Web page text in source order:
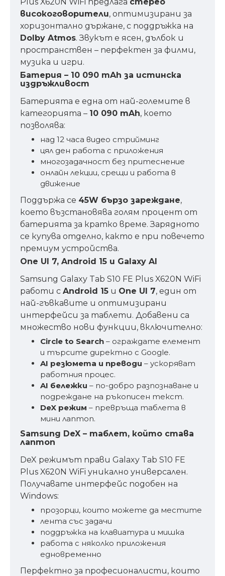
високоговорители, оптимизирани за
хоризонтално държане, с поддръжка на
Dolby Atmos. Звукът е ясен, дълбок и
пространствен – перфектен за филми,
музика и игри.
Батерия – 10 090 mAh за истинска
издръжливост
Батерията е една от най-големите в
категорията – 10 090 mAh, което
позволява:
над 12 часа видео стрийминг
цял ден работа с приложения
многозадачност без притеснение
онлайн лекции, срещи и работа в
движение
Поддържа се 45W бързо зареждане,
което възстановява голям процент от
батерията за кратко време. Зарядното
се купува отделно, както е при повечето
премиум устройства.
One UI 7, Android 15 и Galaxy AI
Samsung Galaxy Tab S10 FE Plus X620N WiFi
работи с Android 15 и One UI 7, един от
най-гъвкавите и оптимизирани
интерфейси за таблети. Добавени са
множество нови функции, включително:
Circle to Search – ограждате елемент
и търсите директно с Google.
AI резюмета и преводи – ускоряват
работния процес.
AI бележки – по-добро разпознаване и
подреждане на ръкописен текст.
DeX режим – превръща таблета в
мини лаптоп.
Samsung DeX – таблет, който става
лаптоп
DeX режимът прави Galaxy Tab S10 FE
Plus X620N WiFi уникално универсален.
Получавате интерфейс подобен на
Windows:
прозорци, които можете да местите
лента със задачи
поддръжка на клавиатура и мишка
работа с няколко приложения
едновременно
Перфектно за професионалисти, които